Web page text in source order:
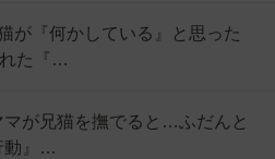
が『何かしている』と思った
た『…
マが兄猫を撫でると…ふだんと
動』…